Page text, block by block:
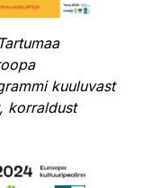
kuuluvast
korraldust